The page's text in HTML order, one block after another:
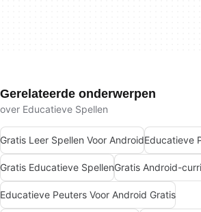
Gerelateerde onderwerpen
over Educatieve Spellen
Gratis Leer Spellen Voor AndroidEducatieve
Gratis Educatieve SpellenGratis Android-
Educatieve Peuters Voor Android Gratis